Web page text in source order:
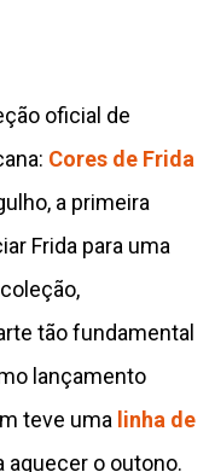
oficial de
Cores de Frida
a primeira
Frida para uma
tão fundamental
lançamento
teve uma linha de
aquecer o outono.